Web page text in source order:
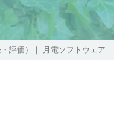
評価）｜ 月電ソフトウェア